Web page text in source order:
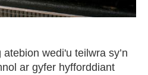
wedi'u teilwra sy’n
ar gyfer hyfforddiant